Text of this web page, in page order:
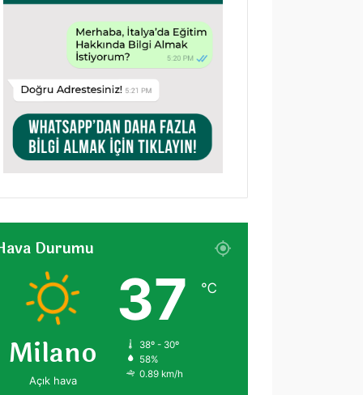
Durumu
Milano
Açık hava
37 ℃
38º - 30º
58%
0.89 km/h